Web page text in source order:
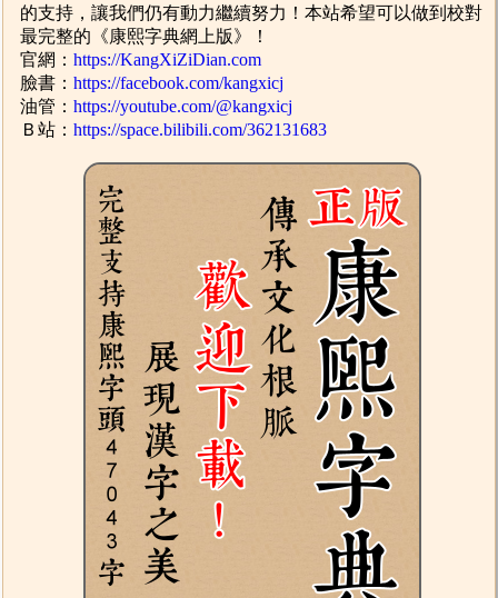
的支持，讓我們仍有動力繼續努力！本站希望可以做到校對
最完整的《康熙字典網上版》！
官網：https://KangXiZiDian.com
臉書：https://facebook.com/kangxicj
油管：https://youtube.com/@kangxicj
Ｂ站：https://space.bilibili.com/362131683